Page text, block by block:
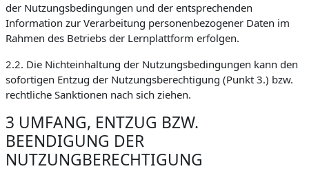
der Nutzungsbedingungen und der entsprechenden
Information zur Verarbeitung personenbezogener Daten im
Rahmen des Betriebs der Lernplattform erfolgen.
2.2. Die Nichteinhaltung der Nutzungsbedingungen kann den
sofortigen Entzug der Nutzungsberechtigung (Punkt 3.) bzw.
rechtliche Sanktionen nach sich ziehen.
3 UMFANG, ENTZUG BZW.
BEENDIGUNG DER
NUTZUNGBERECHTIGUNG